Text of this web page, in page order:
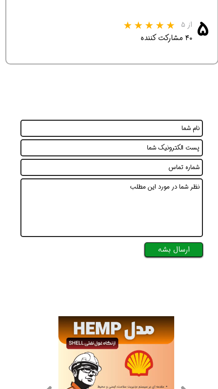
۵ از ۵
۴۰ مشارکت کننده
ارسال بشه